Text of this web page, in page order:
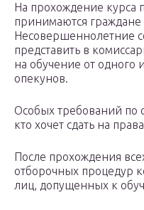
На прохождение курса
принимаются граждане
Несовершеннолетние
представить в
на обучение от одного
опекунов.
Особых требований по
кто хочет сдать на
После прохождения
отборочных процедур
лиц, допущенных к